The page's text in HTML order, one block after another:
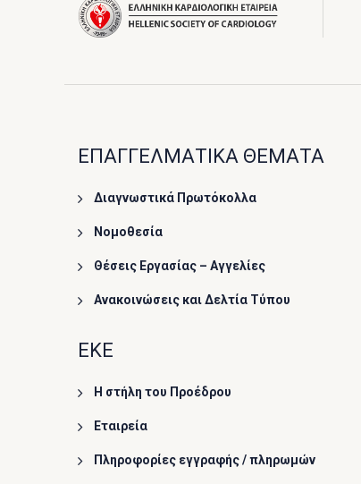
ΕΠΑΓΓΕΛΜΑΤΙΚΑ ΘΕΜΑΤΑ
Διαγνωστικά Πρωτόκολλα
Νομοθεσία
Θέσεις Εργασίας – Αγγελίες
Ανακοινώσεις και Δελτία Τύπου
ΕΚΕ
Η στήλη του Προέδρου
Εταιρεία
Πληροφορίες εγγραφής / πληρωμών